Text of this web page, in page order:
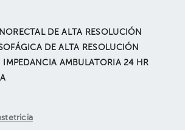
DE ALTA RESOLUCIÓN
DE ALTA RESOLUCIÓN
IMPEDANCIA AMBULATORIA 24 HR